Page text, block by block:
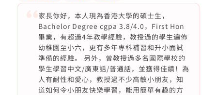
家長你好，本人現為香港大學的碩士生，
Bachelor Degree cgpa 3.8/4.0，First Hon
畢業，有超過4年教學經驗，教授過的學生遍佈
幼稚園至小六，更有多年專科補習和升小面試
準備的經驗。 另外，曾教授過多名國際學校的
學生學習中文/廣東話/普通話，並獲得佳績！為
人有耐性和愛心，教授過不少高敏小朋友，知
道如何令小朋友快樂學習，能用簡單有趣的方